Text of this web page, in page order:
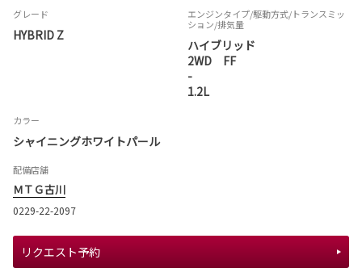
グレード
HYBRID Z
エンジンタイプ/駆動方式/トランスミッ
ション/排気量
ハイブリッド
2WD FF
-
1.2L
カラー
シャイニングホワイトパール
配備店舗
ＭＴＧ古川
0229-22-2097
リクエスト予約